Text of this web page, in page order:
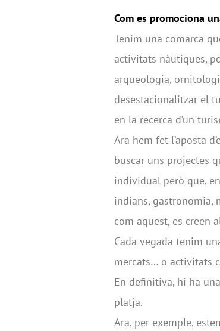
Com es promociona
Tenim una comarca
activitats nàutiques,
arqueologia,
desestacionalitzar el
en la recerca d’un
Ara hem fet l’aposta
buscar uns projectes
individual però que,
indians, gastronomia,
com aquest, es creen
Cada vegada tenim
mercats… o activitats
En definitiva, hi ha
platja.
Ara, per exemple,